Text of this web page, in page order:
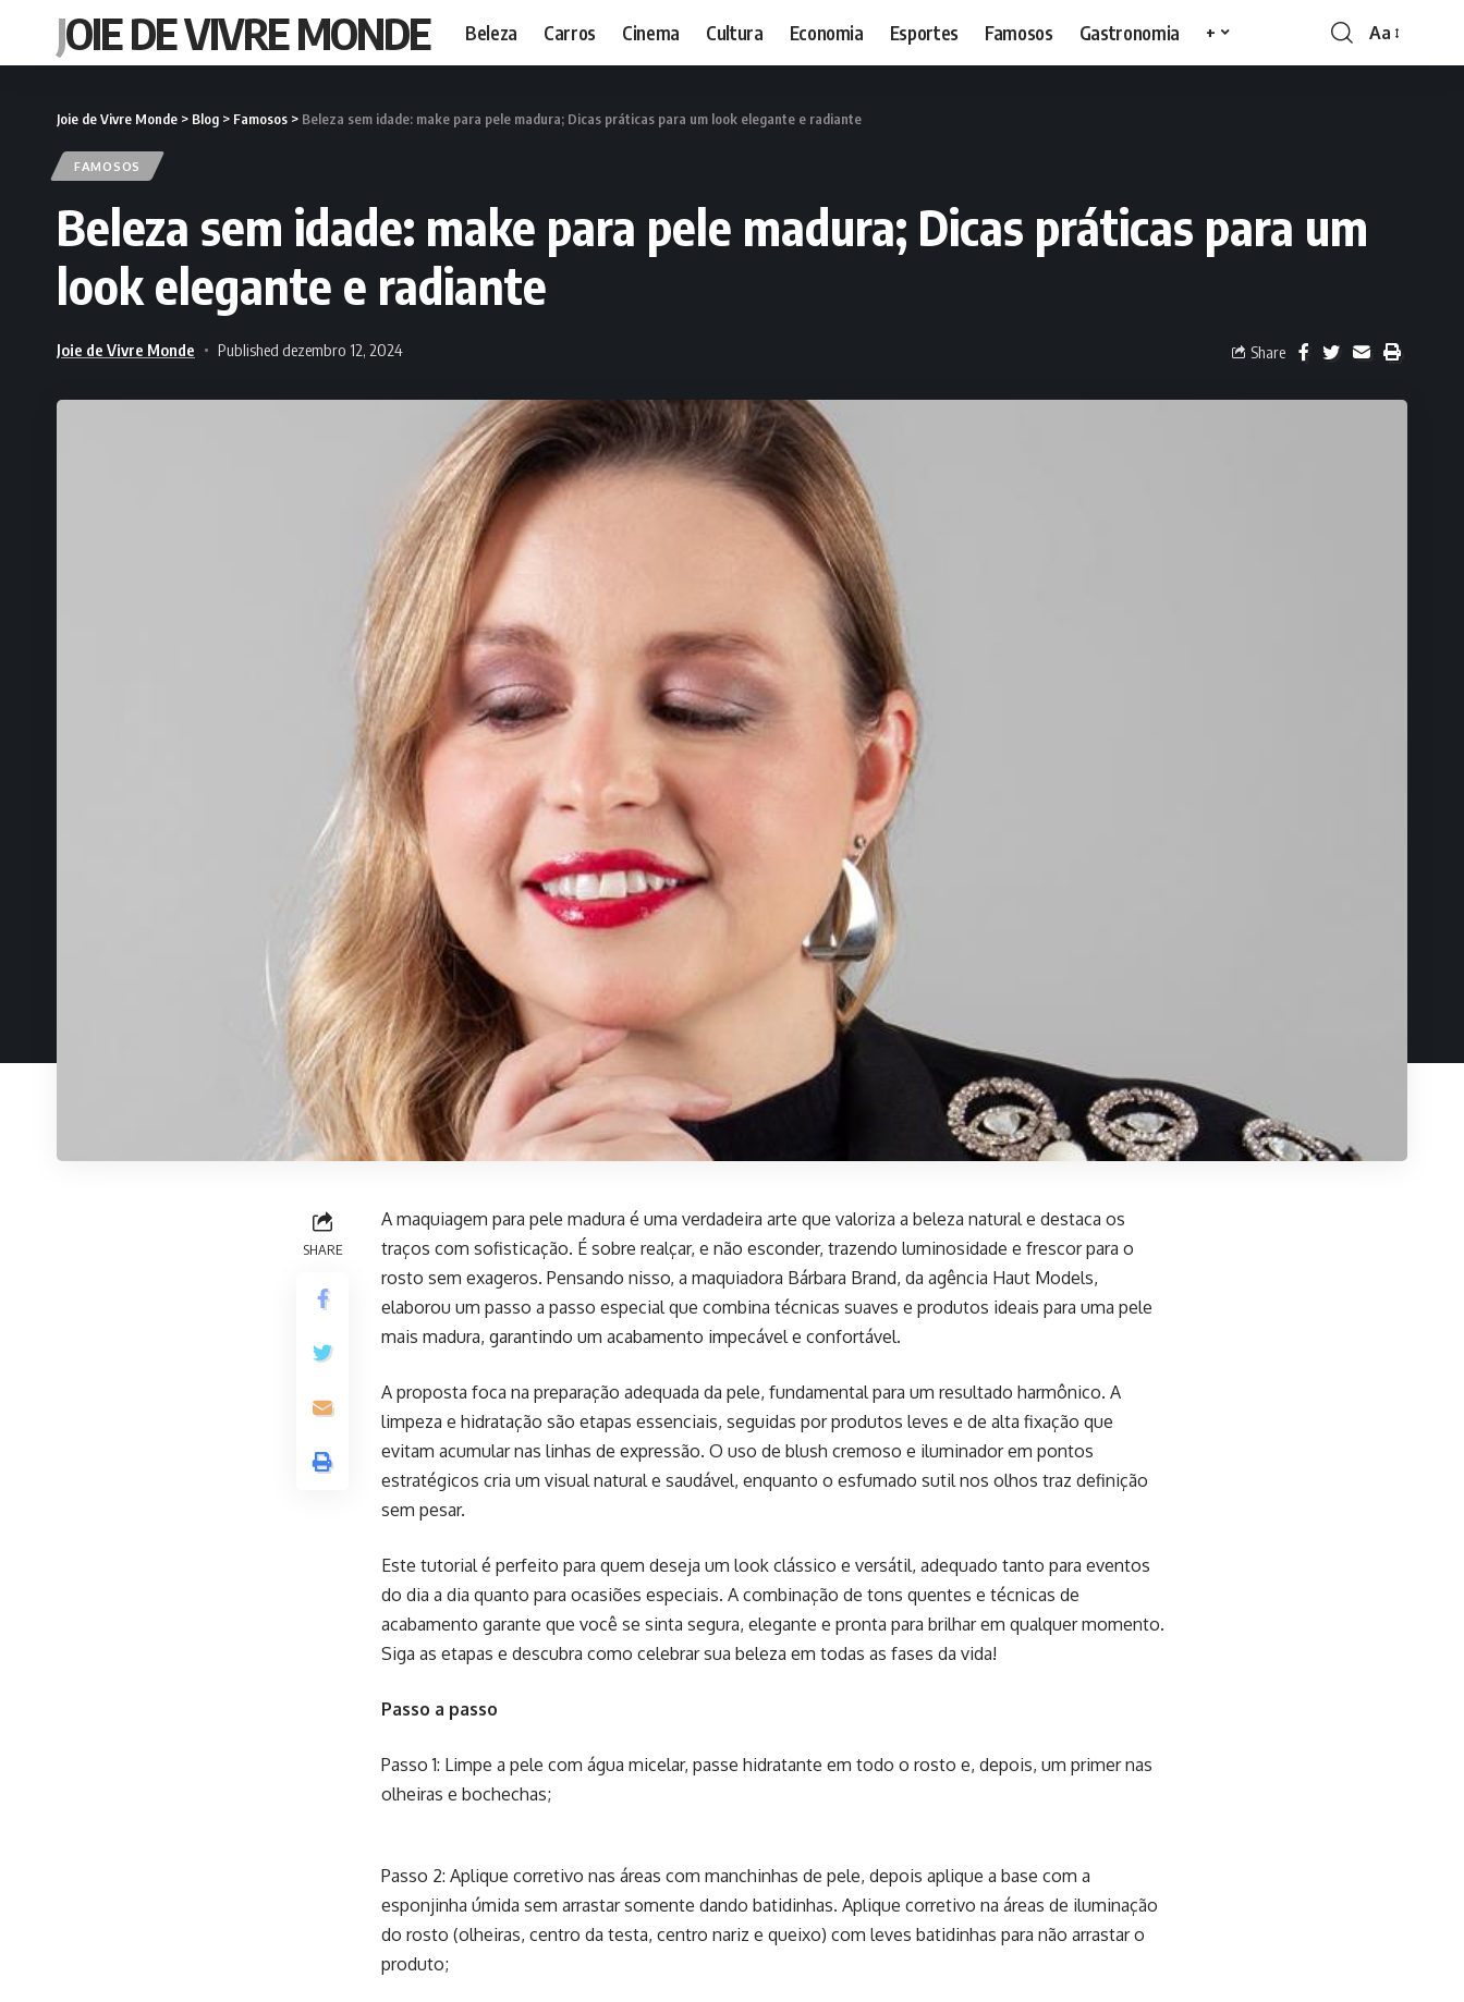
JOIE DE VIVRE MONDE Beleza Carros Cinema Cultura Economia Esportes Famosos Gastronomia + Aa
Joie de Vivre Monde > Blog > Famosos > Beleza sem idade: make para pele madura; Dicas práticas para um look elegante e radiante
FAMOSOS
Beleza sem idade: make para pele madura; Dicas práticas para um
look elegante e radiante
Joie de Vivre Monde Published dezembro 12, 2024 Share
SHARE
A maquiagem para pele madura é uma verdadeira arte que valoriza a beleza natural e destaca os
traços com sofisticação. É sobre realçar, e não esconder, trazendo luminosidade e frescor para o
rosto sem exageros. Pensando nisso, a maquiadora Bárbara Brand, da agência Haut Models,
elaborou um passo a passo especial que combina técnicas suaves e produtos ideais para uma pele
mais madura, garantindo um acabamento impecável e confortável.
A proposta foca na preparação adequada da pele, fundamental para um resultado harmônico. A
limpeza e hidratação são etapas essenciais, seguidas por produtos leves e de alta fixação que
evitam acumular nas linhas de expressão. O uso de blush cremoso e iluminador em pontos
estratégicos cria um visual natural e saudável, enquanto o esfumado sutil nos olhos traz definição
sem pesar.
Este tutorial é perfeito para quem deseja um look clássico e versátil, adequado tanto para eventos
do dia a dia quanto para ocasiões especiais. A combinação de tons quentes e técnicas de
acabamento garante que você se sinta segura, elegante e pronta para brilhar em qualquer momento.
Siga as etapas e descubra como celebrar sua beleza em todas as fases da vida!
Passo a passo
Passo 1: Limpe a pele com água micelar, passe hidratante em todo o rosto e, depois, um primer nas
olheiras e bochechas;
Passo 2: Aplique corretivo nas áreas com manchinhas de pele, depois aplique a base com a
esponjinha úmida sem arrastar somente dando batidinhas. Aplique corretivo na áreas de iluminação
do rosto (olheiras, centro da testa, centro nariz e queixo) com leves batidinhas para não arrastar o
produto;